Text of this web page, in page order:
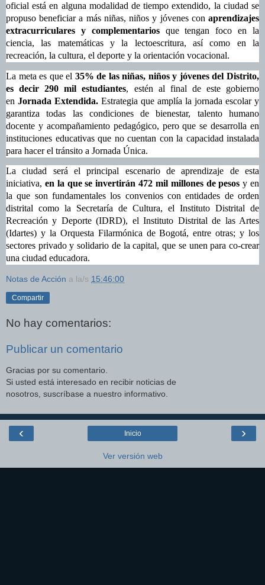
oficial está en alguna modalidad de tiempo extendido, la ciudad se
propuso beneficiar a más niñas, niños y jóvenes con aprendizajes
extracurriculares y complementariosque tengan foco en la
ciencia, las matemáticas y la lectoescritura, así como en la
recreación, la cultura, el deporte y la orientación vocacional.
La meta es que el 35% de las niñas, niños y jóvenes del Distrito,
es decir 290 mil estudiantes, estén al final de este gobierno
en Jornada Extendida. Estrategia que amplía la jornada escolar y
garantiza todas las condiciones de bienestar, talento humano
docente y acompañamiento pedagógico, pero que se desarrolla en
instituciones educativas que no cuentan con la capacidad instalada
para hacer el tránsito a Jornada Única.
La ciudad será el principal escenario de aprendizaje de esta
iniciativa, en la que se invertirán 472 mil millones de pesos y en
la que son fundamentales los convenios con entidades de orden
distrital como la Secretaría de Cultura, el Instituto Distrital de
Recreación y Deporte (IDRD), el Instituto Distrital de las Artes
(Idartes) y la Orquesta Filarmónica de Bogotá, entre otras; y los
sectores privado y solidario de la capital, que se unen para co-crear
una ciudad educadora.
Notas de Acción a la/s 15:46:00
Compartir
No hay comentarios:
Publicar un comentario
Gracias por su comentario.
Si usted está interesado en recibir noticias de
nosotros, suscríbase a nuestro informativo.
‹ ›
Inicio
Ver versión web